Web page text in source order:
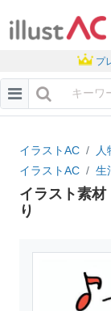
プ
イラストAC 人
イラストAC
生
イラスト素
り